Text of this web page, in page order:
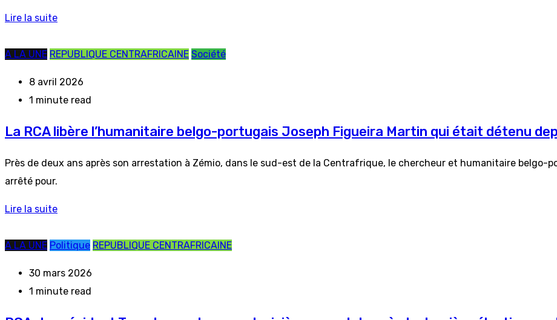
Lire la suite
A LA UNE REPUBLIQUE CENTRAFRICAINE Société
8 avril 2026
1 minute read
La RCA libère l’humanitaire belgo-portugais Joseph Figueira Martin qui était détenu
Près de deux ans après son arrestation à Zémio, dans le sud-est de la Centrafrique, le chercheur et humanitaire belgo-
arrêté pour.
Lire la suite
A LA UNE Politique REPUBLIQUE CENTRAFRICAINE
30 mars 2026
1 minute read